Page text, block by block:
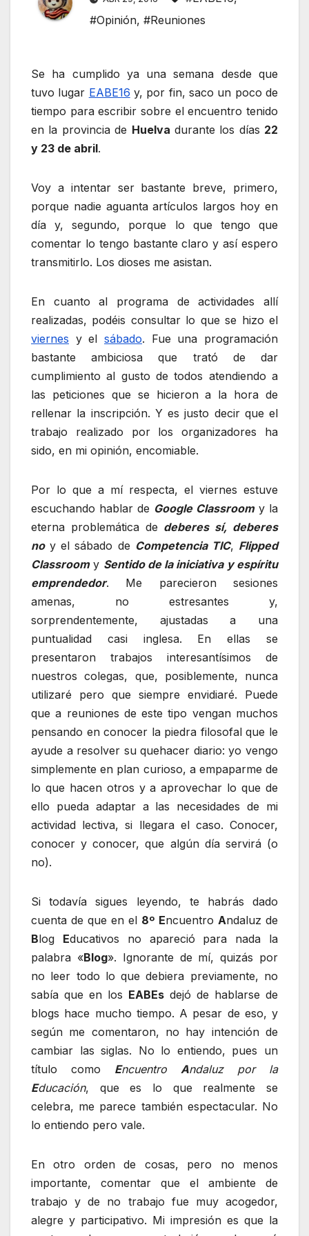
#Opinión, #Reuniones
Se ha cumplido ya una semana desde que
tuvo lugar EABE16 y, por fin, saco un poco de
tiempo para escribir sobre el encuentro tenido
en la provincia de Huelva durante los días 22
y 23 de abril.
Voy a intentar ser bastante breve, primero,
porque nadie aguanta artículos largos hoy en
día y, segundo, porque lo que tengo que
comentar lo tengo bastante claro y así espero
transmitirlo. Los dioses me asistan.
En cuanto al programa de actividades allí
realizadas, podéis consultar lo que se hizo el
viernes y el sábado. Fue una programación
bastante ambiciosa que trató de dar
cumplimiento al gusto de todos atendiendo a
las peticiones que se hicieron a la hora de
rellenar la inscripción. Y es justo decir que el
trabajo realizado por los organizadores ha
sido, en mi opinión, encomiable.
Por lo que a mí respecta, el viernes estuve
escuchando hablar de Google Classroomy la
eterna problemática de deberes sí, deberes
noy el sábado de Competencia TIC, Flipped
Classroomy Sentido de la iniciativa y espíritu
emprendedor. Me parecieron sesiones
amenas, no estresantes y,
sorprendentemente, ajustadas a una
puntualidad casi inglesa. En ellas se
presentaron trabajos interesantísimos de
nuestros colegas, que, posiblemente, nunca
utilizaré pero que siempre envidiaré. Puede
que a reuniones de este tipo vengan muchos
pensando en conocer la piedra filosofal que le
ayude a resolver su quehacer diario: yo vengo
simplemente en plan curioso, a empaparme de
lo que hacen otros y a aprovechar lo que de
ello pueda adaptar a las necesidades de mi
actividad lectiva, si llegara el caso. Conocer,
conocer y conocer, que algún día servirá (o
no).
Si todavía sigues leyendo, te habrás dado
cuenta de que en el 8º Encuentro Andaluz de
Blog Educativos no apareció para nada la
palabra «Blog». Ignorante de mí, quizás por
no leer todo lo que debiera previamente, no
sabía que en los EABEs dejó de hablarse de
blogs hace mucho tiempo. A pesar de eso, y
según me comentaron, no hay intención de
cambiar las siglas. No lo entiendo, pues un
título como Encuentro Andaluz por la
Educación, que es lo que realmente se
celebra, me parece también espectacular. No
lo entiendo pero vale.
En otro orden de cosas, pero no menos
importante, comentar que el ambiente de
trabajo y de no trabajo fue muy acogedor,
alegre y participativo. Mi impresión es que la